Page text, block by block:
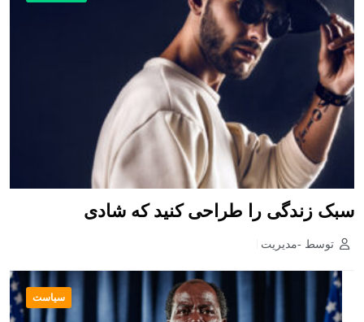
سبک زندگی را طراحی کنید که شادی
توسط -مدیریت
سیاست